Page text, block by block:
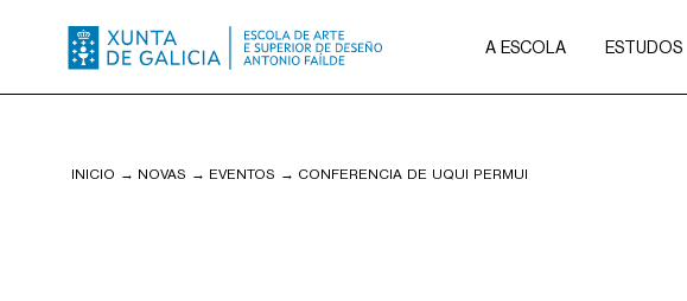
A ESCOLA ESTUDOS
INICIO → NOVAS → EVENTOS → CONFERENCIA DE UQUI PERMUI